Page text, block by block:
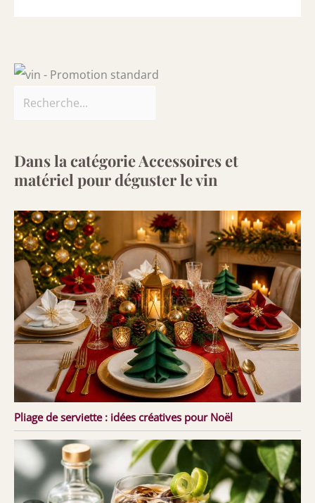
Dans la catégorie Accessoires et
matériel pour déguster le vin
Pliage de serviette : idées créatives pour Noël